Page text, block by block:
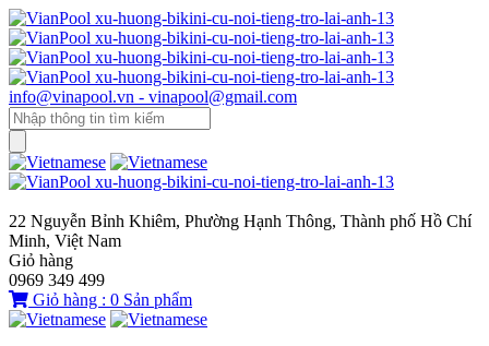
info@vinapool.vn - vinapool@gmail.com
22 Nguyễn Bỉnh Khiêm, Phường Hạnh Thông, Thành phố Hồ Chí
Minh, Việt Nam
Giỏ hàng
0969 349 499
Giỏ hàng : 0 Sản phẩm